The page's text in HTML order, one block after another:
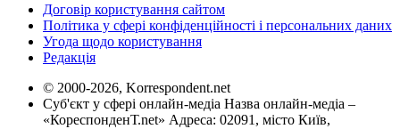
Договір користування сайтом
Політика у сфері конфіденційності і персональних даних
Угода щодо користування
Редакція
© 2000-2026, Korrespondent.net
Суб'єкт у сфері онлайн-медіа Назва онлайн-медіа –
«КореспонденТ.net» Адреса: 02091, місто Київ,